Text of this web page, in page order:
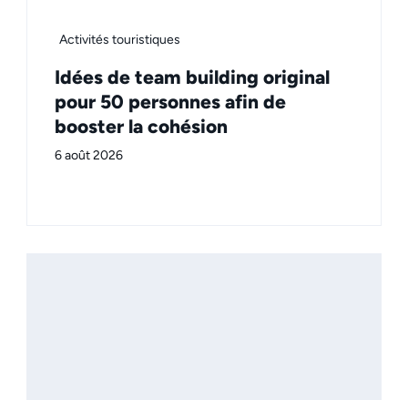
Activités touristiques
Idées de team building original
pour 50 personnes afin de
booster la cohésion
6 août 2026